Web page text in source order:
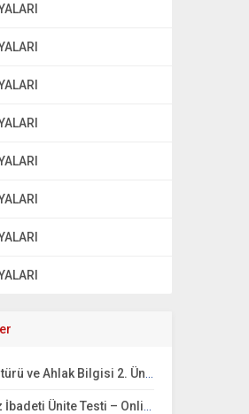
Bilgisi 2. Ünite: Namaz İbadeti Çalışmaları
Ünite Testi – Online Çöz